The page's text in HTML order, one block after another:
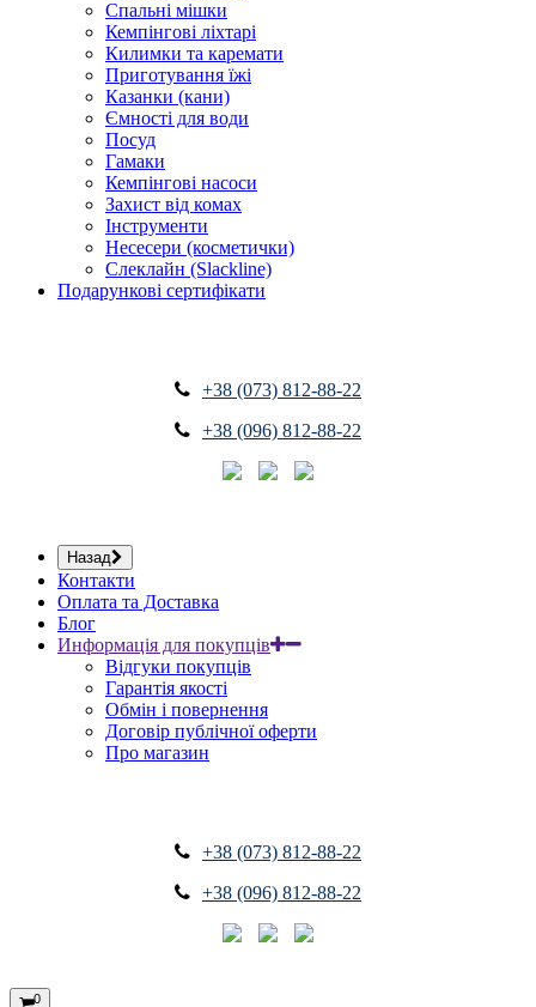
Спальні мішки
Кемпінгові ліхтарі
Килимки та каремати
Приготування їжі
Казанки (кани)
Ємності для води
Посуд
Гамаки
Кемпінгові насоси
Захист від комах
Інструменти
Несесери (косметички)
Слеклайн (Slackline)
Подарункові сертифікати
+38 (073) 812-88-22
+38 (096) 812-88-22
Назад
Контакти
Оплата та Доставка
Блог
Информація для покупців
Відгуки покупців
Гарантія якості
Обмін і повернення
Договір публічної оферти
Про магазин
+38 (073) 812-88-22
+38 (096) 812-88-22
0